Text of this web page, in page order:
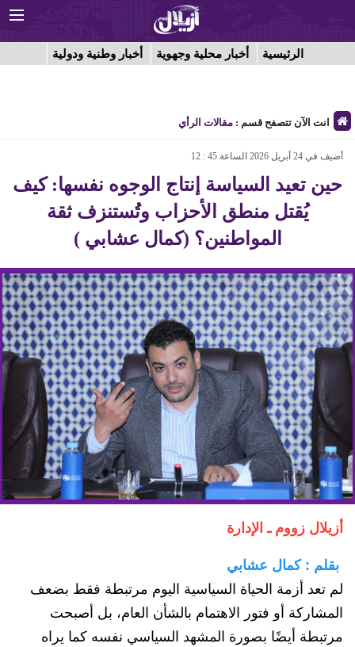
الرئيسية أخبار محلية وجهوية أخبار وطنية ودولية
انت الآن تتصفح قسم : مقالات الرأي
أضيف في 24 أبريل 2026 الساعة 45 : 12
حين تعيد السياسة إنتاج الوجوه نفسها: كيف
يُقتل منطق الأحزاب وتُستنزف ثقة
المواطنين؟ (كمال عشابي )
أزيلال زووم ـ الإدارة
بقلم : كمال عشابي
لم تعد أزمة الحياة السياسية اليوم مرتبطة فقط بضعف
المشاركة أو فتور الاهتمام بالشأن العام، بل أصبحت
مرتبطة أيضًا بصورة المشهد السياسي نفسه كما يراه